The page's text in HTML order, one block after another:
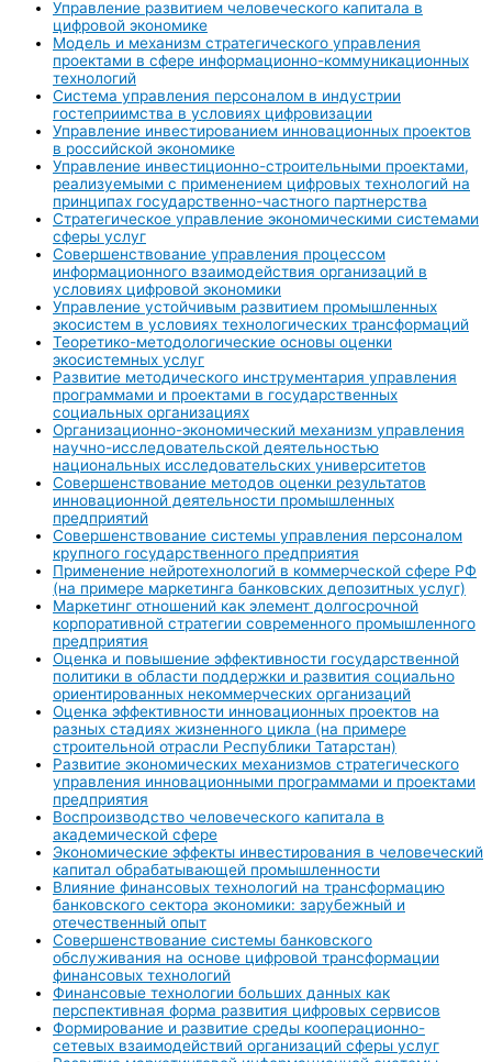
Управление развитием человеческого капитала в
цифровой экономике
Модель и механизм стратегического управления
проектами в сфере информационно-коммуникационных
технологий
Система управления персоналом в индустрии
гостеприимства в условиях цифровизации
Управление инвестированием инновационных проектов
в российской экономике
Управление инвестиционно-строительными проектами,
реализуемыми с применением цифровых технологий на
принципах государственно-частного партнерства
Стратегическое управление экономическими системами
сферы услуг
Совершенствование управления процессом
информационного взаимодействия организаций в
условиях цифровой экономики
Управление устойчивым развитием промышленных
экосистем в условиях технологических трансформаций
Теоретико-методологические основы оценки
экосистемных услуг
Развитие методического инструментария управления
программами и проектами в государственных
социальных организациях
Организационно-экономический механизм управления
научно-исследовательской деятельностью
национальных исследовательских университетов
Совершенствование методов оценки результатов
инновационной деятельности промышленных
предприятий
Совершенствование системы управления персоналом
крупного государственного предприятия
Применение нейротехнологий в коммерческой сфере РФ
(на примере маркетинга банковских депозитных услуг)
Маркетинг отношений как элемент долгосрочной
корпоративной стратегии современного промышленного
предприятия
Оценка и повышение эффективности государственной
политики в области поддержки и развития социально
ориентированных некоммерческих организаций
Оценка эффективности инновационных проектов на
разных стадиях жизненного цикла (на примере
строительной отрасли Республики Татарстан)
Развитие экономических механизмов стратегического
управления инновационными программами и проектами
предприятия
Воспроизводство человеческого капитала в
академической сфере
Экономические эффекты инвестирования в человеческий
капитал обрабатывающей промышленности
Влияние финансовых технологий на трансформацию
банковского сектора экономики: зарубежный и
отечественный опыт
Совершенствование системы банковского
обслуживания на основе цифровой трансформации
финансовых технологий
Финансовые технологии больших данных как
перспективная форма развития цифровых сервисов
Формирование и развитие среды кооперационно-
сетевых взаимодействий организаций сферы услуг